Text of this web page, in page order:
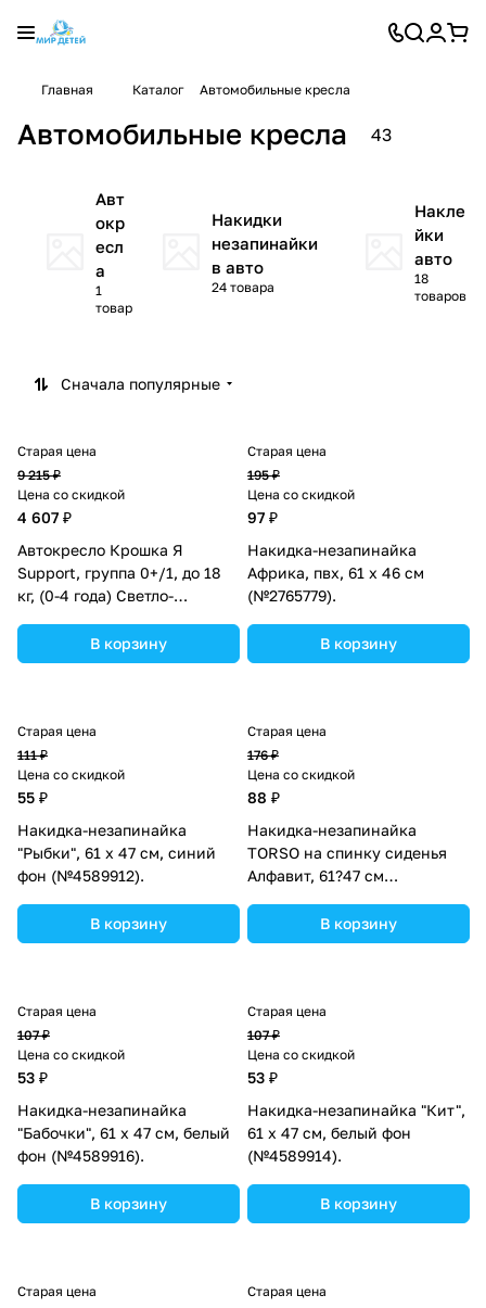
Главная Каталог Автомобильные кресла
Автомобильные кресла 43
Авт
окр
есл
а
1
товар
Накидки
незапинайки
в авто
24 товара
Накле
йки
авто
18
товаров
Сначала популярные
Старая цена
9 215 ₽
Цена со скидкой
4 607 ₽
Автокресло Крошка Я
Support, группа 0+/1, до 18
кг, (0-4 года) Светло-
(№9683563).В корзину
Старая цена
195 ₽
Цена со скидкой
97 ₽
Накидка-незапинайка
Африка, пвх, 61 х 46 см
(№2765779).
В корзину
Старая цена
111 ₽
Цена со скидкой
55 ₽
Накидка-незапинайка
"Рыбки", 61 х 47 см, синий
фон (№4589912).
В корзину
Старая цена
176 ₽
Цена со скидкой
88 ₽
Накидка-незапинайка
TORSO на спинку сиденья
Алфавит, 61?47 см
В корзину
Старая цена
107 ₽
Цена со скидкой
53 ₽
Накидка-незапинайка
"Бабочки", 61 х 47 см, белый
фон (№4589916).
В корзину
Старая цена
107 ₽
Цена со скидкой
53 ₽
Накидка-незапинайка "Кит",
61 х 47 см, белый фон
(№4589914).
В корзину
Старая цена
Старая цена